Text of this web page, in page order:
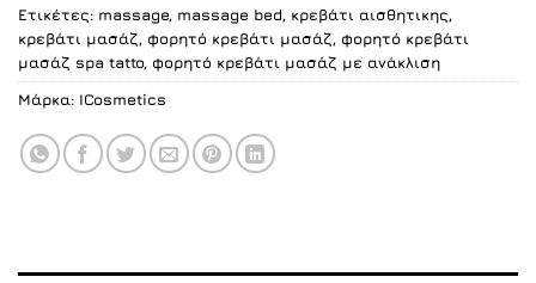
Ετικέτες: massage, massage bed, κρεβάτι αισθητικης,
κρεβάτι μασάζ, φορητό κρεβάτι μασάζ, φορητό κρεβάτι
μασάζ spa tatto, φορητό κρεβάτι μασάζ με ανάκλιση
Μάρκα: ICosmetics